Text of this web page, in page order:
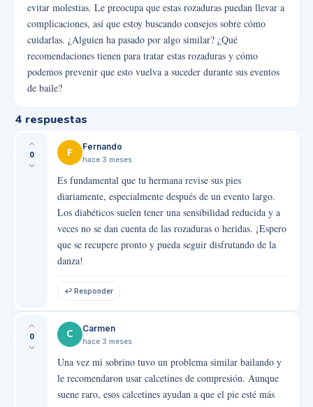
evitar molestias. Le preocupa que estas rozaduras puedan llevar a
complicaciones, así que estoy buscando consejos sobre cómo
cuidarlas. ¿Alguien ha pasado por algo similar? ¿Qué
recomendaciones tienen para tratar estas rozaduras y cómo
podemos prevenir que esto vuelva a suceder durante sus eventos
de baile?
4 respuestas
0 F Fernando
hace 3 meses
Es fundamental que tu hermana revise sus pies
diariamente, especialmente después de un evento largo.
Los diabéticos suelen tener una sensibilidad reducida y a
veces no se dan cuenta de las rozaduras o heridas. ¡Espero
que se recupere pronto y pueda seguir disfrutando de la
danza!
↩ Responder
0 C Carmen
hace 3 meses
Una vez mi sobrino tuvo un problema similar bailando y
le recomendaron usar calcetines de compresión. Aunque
suene raro, esos calcetines ayudan a que el pie esté más